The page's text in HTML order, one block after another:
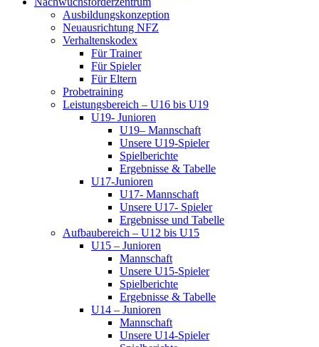
Ausbildungskonzeption
Neuausrichtung NFZ
Verhaltenskodex
Für Trainer
Für Spieler
Für Eltern
Probetraining
Leistungsbereich – U16 bis U19
U19- Junioren
U19– Mannschaft
Unsere U19-Spieler
Spielberichte
Ergebnisse & Tabelle
U17-Junioren
U17- Mannschaft
Unsere U17- Spieler
Ergebnisse und Tabelle
Aufbaubereich – U12 bis U15
U15 – Junioren
Mannschaft
Unsere U15-Spieler
Spielberichte
Ergebnisse & Tabelle
U14 – Junioren
Mannschaft
Unsere U14-Spieler